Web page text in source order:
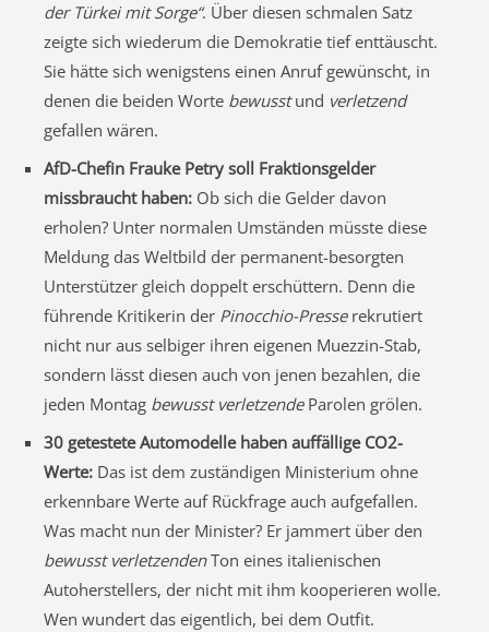
der Türkei mit Sorge“. Über diesen schmalen Satz
zeigte sich wiederum die Demokratie tief enttäuscht.
Sie hätte sich wenigstens einen Anruf gewünscht, in
denen die beiden Worte bewusstund verletzend
gefallen wären.
AfD-Chefin Frauke Petry soll Fraktionsgelder
missbraucht haben: Ob sich die Gelder davon
erholen? Unter normalen Umständen müsste diese
Meldung das Weltbild der permanent-besorgten
Unterstützer gleich doppelt erschüttern. Denn die
führende Kritikerin der Pinocchio-Presserekrutiert
nicht nur aus selbiger ihren eigenen Muezzin-Stab,
sondern lässt diesen auch von jenen bezahlen, die
jeden Montag bewusst verletzendeParolen grölen.
30 getestete Automodelle haben auffällige CO2-
Werte: Das ist dem zuständigen Ministerium ohne
erkennbare Werte auf Rückfrage auch aufgefallen.
Was macht nun der Minister? Er jammert über den
bewusst verletzendenTon eines italienischen
Autoherstellers, der nicht mit ihm kooperieren wolle.
Wen wundert das eigentlich, bei dem Outfit.